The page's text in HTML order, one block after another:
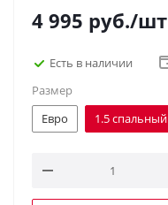
4 995 руб./шт
Есть в наличии
Размер
Евро
1.5 спальный